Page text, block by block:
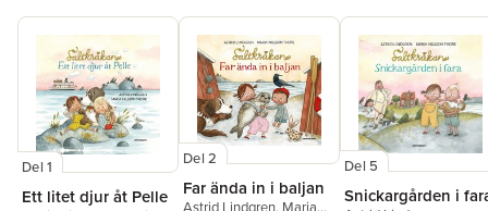
Del 1
Ett litet djur åt Pelle
Del 2
Far ända in i baljan
Del 5
Snickargården i